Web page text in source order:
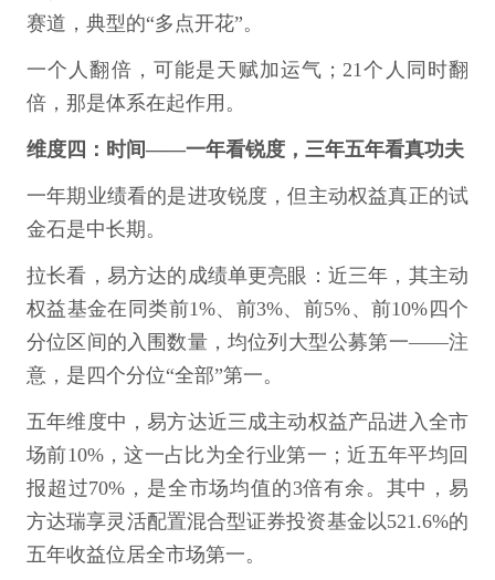
赛道，典型的“多点开花”。
一个人翻倍，可能是天赋加运气；21个人同时翻
倍，那是体系在起作用。
维度四：时间——一年看锐度，三年五年看真功夫
一年期业绩看的是进攻锐度，但主动权益真正的试
金石是中长期。
拉长看，易方达的成绩单更亮眼：近三年，其主动
权益基金在同类前1%、前3%、前5%、前10%四个
分位区间的入围数量，均位列大型公募第一——注
意，是四个分位“全部”第一。
五年维度中，易方达近三成主动权益产品进入全市
场前10%，这一占比为全行业第一；近五年平均回
报超过70%，是全市场均值的3倍有余。其中，易
方达瑞享灵活配置混合型证券投资基金以521.6%的
五年收益位居全市场第一。